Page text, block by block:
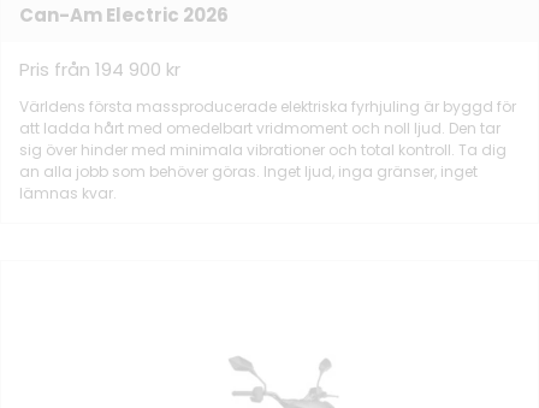
Can-Am Electric 2026
Pris från 194 900 kr
Världens första massproducerade elektriska fyrhjuling är byggd för
att ladda hårt med omedelbart vridmoment och noll ljud. Den tar
sig över hinder med minimala vibrationer och total kontroll. Ta dig
an alla jobb som behöver göras. Inget ljud, inga gränser, inget
lämnas kvar.